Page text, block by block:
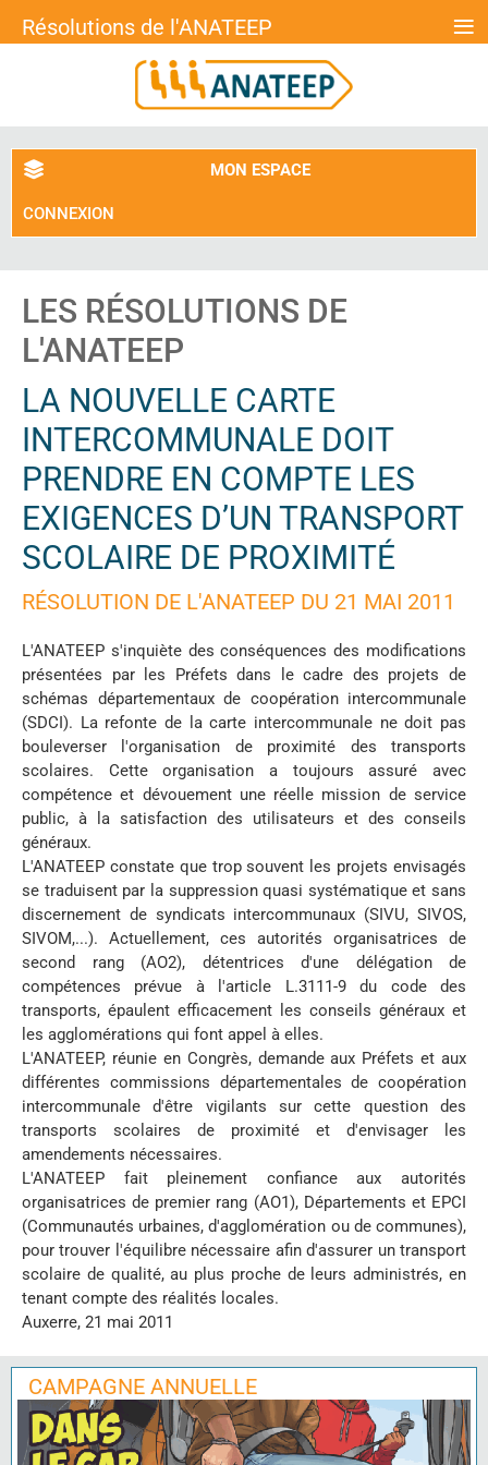
MON ESPACE
CONNEXION
LES RÉSOLUTIONS DE
L'ANATEEP
LA NOUVELLE CARTE
INTERCOMMUNALE DOIT
PRENDRE EN COMPTE LES
EXIGENCES D’UN TRANSPORT
SCOLAIRE DE PROXIMITÉ
RÉSOLUTION DE L'ANATEEP DU 21 MAI 2011
L'ANATEEP s'inquiète des conséquences des modifications
présentées par les Préfets dans le cadre des projets de
schémas départementaux de coopération intercommunale
(SDCI). La refonte de la carte intercommunale ne doit pas
bouleverser l'organisation de proximité des transports
scolaires. Cette organisation a toujours assuré avec
compétence et dévouement une réelle mission de service
public, à la satisfaction des utilisateurs et des conseils
généraux.
L'ANATEEP constate que trop souvent les projets envisagés
se traduisent par la suppression quasi systématique et sans
discernement de syndicats intercommunaux (SIVU, SIVOS,
SIVOM,...). Actuellement, ces autorités organisatrices de
second rang (AO2), détentrices d'une délégation de
compétences prévue à l'article L.3111-9 du code des
transports, épaulent efficacement les conseils généraux et
les agglomérations qui font appel à elles.
L'ANATEEP, réunie en Congrès, demande aux Préfets et aux
différentes commissions départementales de coopération
intercommunale d'être vigilants sur cette question des
transports scolaires de proximité et d'envisager les
amendements nécessaires.
L'ANATEEP fait pleinement confiance aux autorités
organisatrices de premier rang (AO1), Départements et EPCI
(Communautés urbaines, d'agglomération ou de communes),
pour trouver l'équilibre nécessaire afin d'assurer un transport
scolaire de qualité, au plus proche de leurs administrés, en
tenant compte des réalités locales.
Auxerre, 21 mai 2011
CAMPAGNE ANNUELLE
Résolutions de l'ANATEEP ≡